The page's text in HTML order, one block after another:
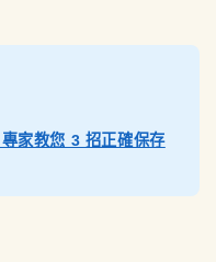
家教您 3 招正確保存